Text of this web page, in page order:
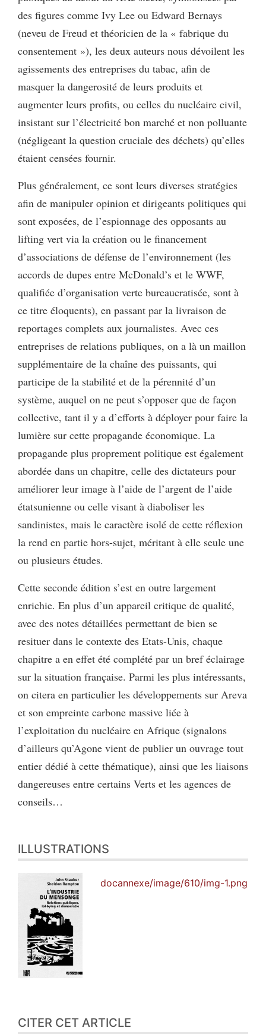
des figures comme Ivy Lee ou Edward Bernays
(neveu de Freud et théoricien de la « fabrique du
consentement »), les deux auteurs nous dévoilent les
agissements des entreprises du tabac, afin de
masquer la dangerosité de leurs produits et
augmenter leurs profits, ou celles du nucléaire civil,
insistant sur l’électricité bon marché et non polluante
(négligeant la question cruciale des déchets) qu’elles
étaient censées fournir.
Plus généralement, ce sont leurs diverses stratégies
afin de manipuler opinion et dirigeants politiques qui
sont exposées, de l’espionnage des opposants au
lifting vert via la création ou le financement
d’associations de défense de l’environnement (les
accords de dupes entre McDonald’s et le WWF,
qualifiée d’organisation verte bureaucratisée, sont à
ce titre éloquents), en passant par la livraison de
reportages complets aux journalistes. Avec ces
entreprises de relations publiques, on a là un maillon
supplémentaire de la chaîne des puissants, qui
participe de la stabilité et de la pérennité d’un
système, auquel on ne peut s’opposer que de façon
collective, tant il y a d’efforts à déployer pour faire la
lumière sur cette propagande économique. La
propagande plus proprement politique est également
abordée dans un chapitre, celle des dictateurs pour
améliorer leur image à l’aide de l’argent de l’aide
étatsunienne ou celle visant à diaboliser les
sandinistes, mais le caractère isolé de cette réflexion
la rend en partie hors-sujet, méritant à elle seule une
ou plusieurs études.
Cette seconde édition s’est en outre largement
enrichie. En plus d’un appareil critique de qualité,
avec des notes détaillées permettant de bien se
resituer dans le contexte des Etats-Unis, chaque
chapitre a en effet été complété par un bref éclairage
sur la situation française. Parmi les plus intéressants,
on citera en particulier les développements sur Areva
et son empreinte carbone massive liée à
l’exploitation du nucléaire en Afrique (signalons
d’ailleurs qu’Agone vient de publier un ouvrage tout
entier dédié à cette thématique), ainsi que les liaisons
dangereuses entre certains Verts et les agences de
conseils…
ILLUSTRATIONS
docannexe/image/610/img-1.png
CITER CET ARTICLE